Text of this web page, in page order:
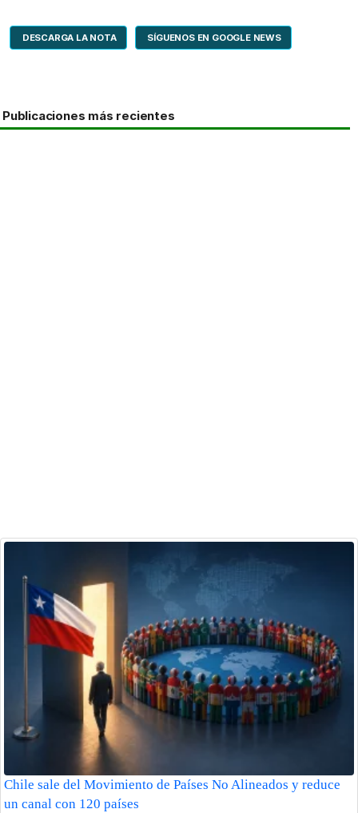
DESCARGA LA NOTA SÍGUENOS EN GOOGLE NEWS
Publicaciones más recientes
Chile sale del Movimiento de Países No Alineados y reduce
un canal con 120 países